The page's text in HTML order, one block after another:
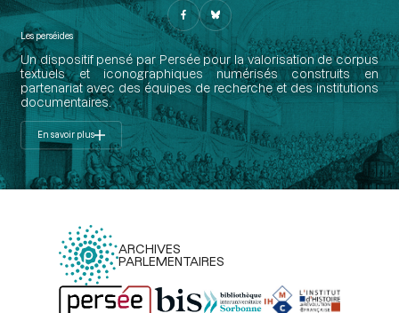
Les perséides
Un dispositif pensé par Persée pour la valorisation de corpus
textuels et iconographiques numérisés construits en
partenariat avec des équipes de recherche et des institutions
documentaires.
En savoir plus
ARCHIVES
PARLEMENTAIRES